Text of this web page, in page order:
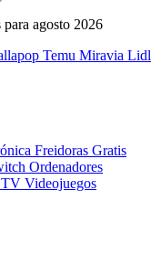
agosto 2026
Temu Miravia Lidl
Freidoras Gratis
Ordenadores
TV Videojuegos